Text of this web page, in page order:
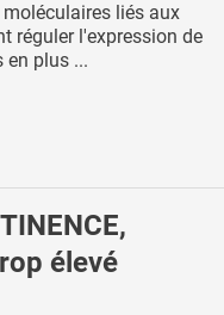
moléculaires liés aux
réguler l'expression de
en plus ...
élevé